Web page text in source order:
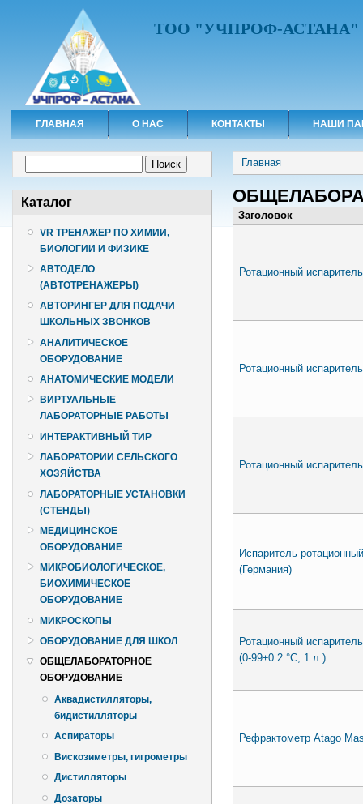
ТОО "УЧПРОФ-АСТАНА"
ГЛАВНАЯ О НАС КОНТАКТЫ НАШИ
Каталог
VR ТРЕНАЖЕР ПО ХИМИИ,
БИОЛОГИИ И ФИЗИКЕ
АВТОДЕЛО
(АВТОТРЕНАЖЕРЫ)
АВТОРИНГЕР ДЛЯ ПОДАЧИ
ШКОЛЬНЫХ ЗВОНКОВ
АНАЛИТИЧЕСКОЕ
ОБОРУДОВАНИЕ
АНАТОМИЧЕСКИЕ МОДЕЛИ
ВИРТУАЛЬНЫЕ
ЛАБОРАТОРНЫЕ РАБОТЫ
ИНТЕРАКТИВНЫЙ ТИР
ЛАБОРАТОРИИ СЕЛЬСКОГО
ХОЗЯЙСТВА
ЛАБОРАТОРНЫЕ УСТАНОВКИ
(СТЕНДЫ)
МЕДИЦИНСКОЕ
ОБОРУДОВАНИЕ
МИКРОБИОЛОГИЧЕСКОЕ,
БИОХИМИЧЕСКОЕ
ОБОРУДОВАНИЕ
МИКРОСКОПЫ
ОБОРУДОВАНИЕ ДЛЯ ШКОЛ
ОБЩЕЛАБОРАТОРНОЕ
ОБОРУДОВАНИЕ
Аквадистилляторы,
бидистилляторы
Аспираторы
Вискозиметры, гигрометры
Дистилляторы
Дозаторы
Вы здесь
Главная
Заголовок
Ротационный
Ротационный
Ротационный
Испаритель
(Германия)
Ротационный
(0-99±0.2 °C, 1 л.)
Рефрактометр Atago